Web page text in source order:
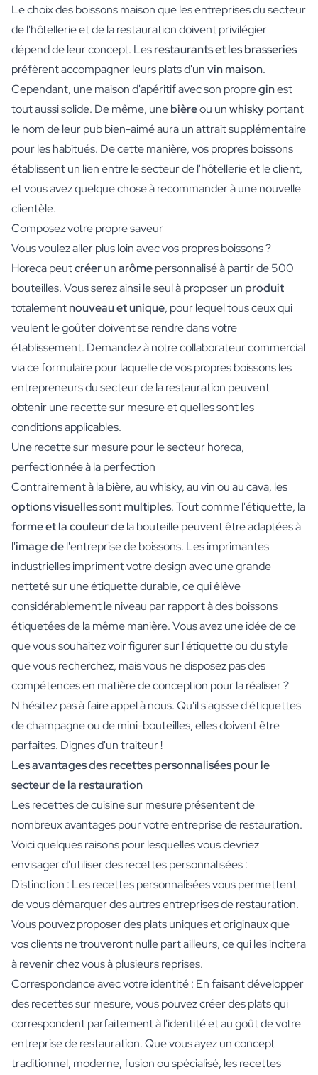
Le choix des boissons maison que les entreprises du secteur
de l'hôtellerie et de la restauration doivent privilégier
dépend de leur concept. Lesrestaurants et les brasseries
préfèrent accompagner leurs plats d'unvin maison.
Cependant, une maison d'apéritif avec son propreginest
tout aussi solide. De même, unebièreou unwhiskyportant
le nom de leur pub bien-aimé aura un attrait supplémentaire
pour les habitués. De cette manière, vos propres boissons
établissent un lien entre le secteur de l'hôtellerie et le client,
et vous avez quelque chose à recommander à une nouvelle
clientèle.
Composez votre propre saveur
Vous voulez aller plus loin avec vos propres boissons ?
Horeca peutcréerunarômepersonnalisé à partir de 500
bouteilles. Vous serez ainsi le seul à proposer un produit
totalementnouveau et unique, pour lequel tous ceux qui
veulent le goûter doivent se rendre dans votre
établissement. Demandez à notre collaborateur commercial
via ce formulaire pour laquelle de vos propres boissons les
entrepreneurs du secteur de la restauration peuvent
obtenir une recette sur mesure et quelles sont les
conditions applicables.
Une recette sur mesure pour le secteur horeca,
perfectionnée à la perfection
Contrairement à la bière, au whisky, au vin ou au cava, les
options visuellessontmultiples. Tout comme l'étiquette, la
forme et la couleur dela bouteille peuvent être adaptées à
l'image del'entreprise de boissons. Les imprimantes
industrielles impriment votre design avec une grande
netteté sur une étiquette durable, ce qui élève
considérablement le niveau par rapport à des boissons
étiquetées de la même manière. Vous avez une idée de ce
que vous souhaitez voir figurer sur l'étiquette ou du style
que vous recherchez, mais vous ne disposez pas des
compétences en matière de conception pour la réaliser ?
N'hésitez pas à faire appel à nous. Qu'il s'agisse d'étiquettes
de champagne ou de mini-bouteilles, elles doivent être
parfaites. Dignes d'un traiteur !
Les avantages des recettes personnalisées pour le
secteur de la restauration
Les recettes de cuisine sur mesure présentent de
nombreux avantages pour votre entreprise de restauration.
Voici quelques raisons pour lesquelles vous devriez
envisager d'utiliser des recettes personnalisées :
Distinction : Les recettes personnalisées vous permettent
de vous démarquer des autres entreprises de restauration.
Vous pouvez proposer des plats uniques et originaux que
vos clients ne trouveront nulle part ailleurs, ce qui les incitera
à revenir chez vous à plusieurs reprises.
Correspondance avec votre identité : En faisant développer
des recettes sur mesure, vous pouvez créer des plats qui
correspondent parfaitement à l'identité et au goût de votre
entreprise de restauration. Que vous ayez un concept
traditionnel, moderne, fusion ou spécialisé, les recettes